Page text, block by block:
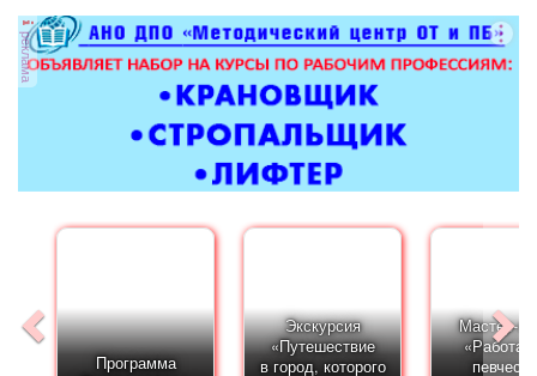
Транспорт Компании
реклама
Программа
Экскурсия
«Путешествие
в город, которого
Мастер-
«Работа